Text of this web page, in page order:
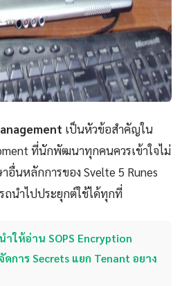
เป็นหัวข้อสำคัญใน
ที่นักพัฒนาทุกคนควรเข้าใจไม่
อื่นหลักการของ Svelte 5 Runes
ถนำไปประยุกต์ใช้ได้ทุกที่
ำให้อ่าน SOPS Encryption
การ Secrets แยก Tenant อยาง